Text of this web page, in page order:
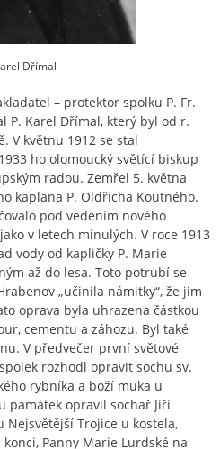
Dřímal
– protektor spolku P. Fr.
P. Karel Dřímal, který byl od r.
V květnu 1912 se stal
ho olomoucký světící biskup
radou. Zemřel 5. května
kaplana P. Oldřicha Koutného.
pod vedením nového
v letech minulých. V roce 1913
vody od kapličky P. Marie
až do lesa. Toto potrubí se
„učinila námitky“, že jim
oprava byla uhrazena částkou
cementu a záhozu. Byl také
V předvečer první světové
rozhodl opravit sochu sv.
rybníka a boží muka u
památek opravil sochař Jiří
Nejsvětější Trojice u kostela,
Panny Marie Lurdské na